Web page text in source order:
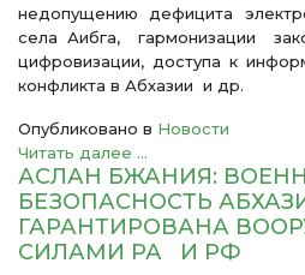
недопущению дефицита
села Аибга, гармонизации
цифровизации, доступа к
конфликта в Абхазии и др.
Опубликовано в Новости
Читать далее ...
АСЛАН БЖАНИЯ:
БЕЗОПАСНОСТЬ
ГАРАНТИРОВАНА
СИЛАМИ РА И РФ